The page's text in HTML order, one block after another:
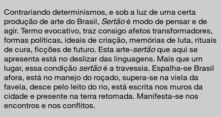
Contrariando determinismos, e sob a luz de uma certa
produção de arte do Brasil, Sertãoé modo de pensar e de
agir. Termo evocativo, traz consigo afetos transformadores,
formas políticas, ideais de criação, memórias de luta, rituais
de cura, ficções de futuro. Esta arte-sertãoque aqui se
apresenta está no deslizar das linguagens. Mais que um
lugar, essa condição sertãoé a travessia. Espalha-se Brasil
afora, está no manejo do roçado, supera-se na viela da
favela, desce pelo leito do rio, está escrita nos muros da
cidade e presente na terra retomada. Manifesta-se nos
encontros e nos conflitos.